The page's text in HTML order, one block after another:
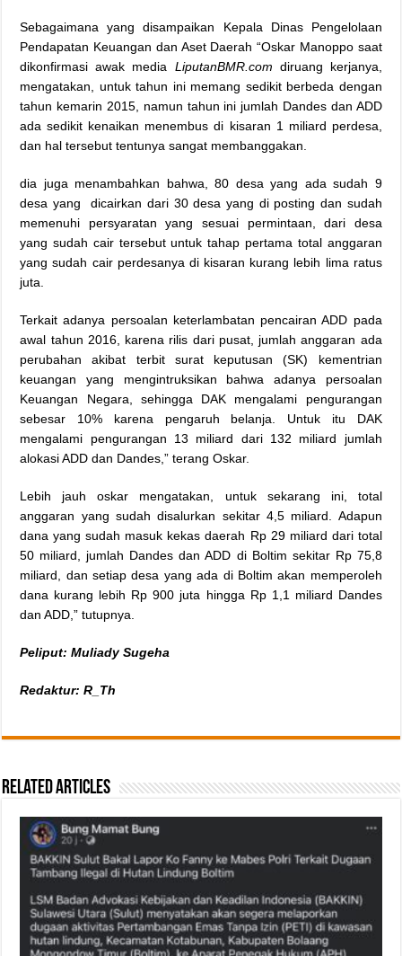
Sebagaimana yang disampaikan Kepala Dinas Pengelolaan
Pendapatan Keuangan dan Aset Daerah “Oskar Manoppo saat
dikonfirmasi awak media LiputanBMR.com diruang kerjanya,
mengatakan, untuk tahun ini memang sedikit berbeda dengan
tahun kemarin 2015, namun tahun ini jumlah Dandes dan ADD
ada sedikit kenaikan menembus di kisaran 1 miliard perdesa,
dan hal tersebut tentunya sangat membanggakan.
dia juga menambahkan bahwa, 80 desa yang ada sudah 9
desa yang dicairkan dari 30 desa yang di posting dan sudah
memenuhi persyaratan yang sesuai permintaan, dari desa
yang sudah cair tersebut untuk tahap pertama total anggaran
yang sudah cair perdesanya di kisaran kurang lebih lima ratus
juta.
Terkait adanya persoalan keterlambatan pencairan ADD pada
awal tahun 2016, karena rilis dari pusat, jumlah anggaran ada
perubahan akibat terbit surat keputusan (SK) kementrian
keuangan yang mengintruksikan bahwa adanya persoalan
Keuangan Negara, sehingga DAK mengalami pengurangan
sebesar 10% karena pengaruh belanja. Untuk itu DAK
mengalami pengurangan 13 miliard dari 132 miliard jumlah
alokasi ADD dan Dandes,” terang Oskar.
Lebih jauh oskar mengatakan, untuk sekarang ini, total
anggaran yang sudah disalurkan sekitar 4,5 miliard. Adapun
dana yang sudah masuk kekas daerah Rp 29 miliard dari total
50 miliard, jumlah Dandes dan ADD di Boltim sekitar Rp 75,8
miliard, dan setiap desa yang ada di Boltim akan memperoleh
dana kurang lebih Rp 900 juta hingga Rp 1,1 miliard Dandes
dan ADD,” tutupnya.
Peliput: Muliady Sugeha
Redaktur: R_Th
Related Articles